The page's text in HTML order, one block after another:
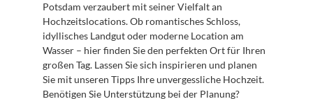
Potsdam verzaubert mit seiner Vielfalt an
Hochzeitslocations. Ob romantisches Schloss,
idyllisches Landgut oder moderne Location am
Wasser – hier finden Sie den perfekten Ort für Ihren
großen Tag. Lassen Sie sich inspirieren und planen
Sie mit unseren Tipps Ihre unvergessliche Hochzeit.